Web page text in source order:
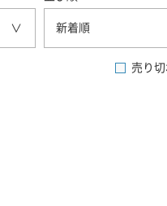
新着順
売り